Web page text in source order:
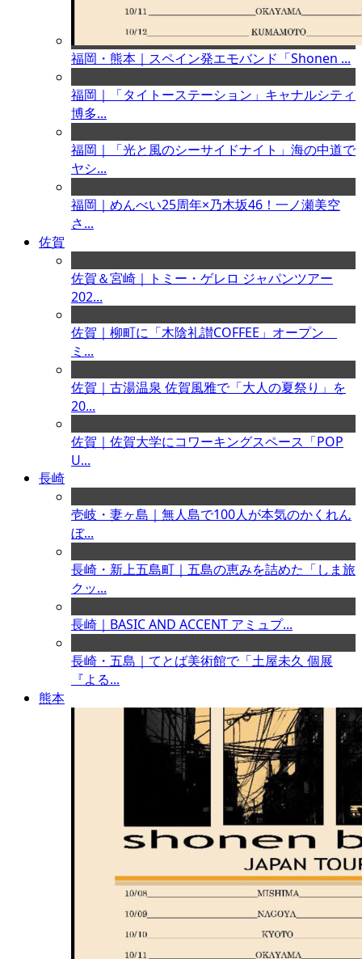
福岡・熊本｜スペイン発エモバンド「Shonen ...
福岡｜「タイトーステーション」キャナルシティ
博多...
福岡｜「光と風のシーサイドナイト」海の中道で
ヤシ...
福岡｜めんべい25周年×乃木坂46！一ノ瀬美空
さ...
佐賀
佐賀＆宮崎｜トミー・ゲレロ ジャパンツアー
202...
佐賀｜柳町に「木陰礼讃COFFEE」オープン
ミ...
佐賀｜古湯温泉 佐賀風雅で「大人の夏祭り」を
20...
佐賀｜佐賀大学にコワーキングスペース「POP
U...
長崎
壱岐・妻ヶ島｜無人島で100人が本気のかくれん
ぼ...
長崎・新上五島町｜五島の恵みを詰めた「しま旅
クッ...
長崎｜BASIC AND ACCENT アミュプ...
長崎・五島｜てとば美術館で「土屋未久 個展
『よる...
熊本